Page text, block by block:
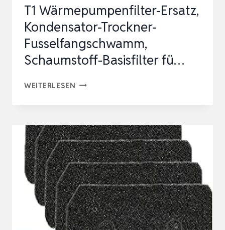
W…
T1 Wärmepumpenfilter-Ersatz,
Kondensator-Trockner-
Fusselfangschwamm,
Schaumstoff-Basisfilter fü…
WEITERLESEN T1
KONDENSATOR-
TROCKNER-
FUSSELFANGSCHWAMM,
SCHAUMSTOFF-
BASISFILTER
FÜ…